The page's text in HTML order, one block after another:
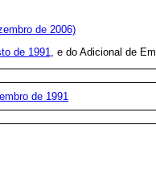
de 2006)
de 1991, e do Adicional de
de 1991